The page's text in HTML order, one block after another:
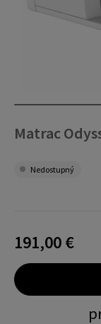
Matrac
Nedostupný
191,00 €